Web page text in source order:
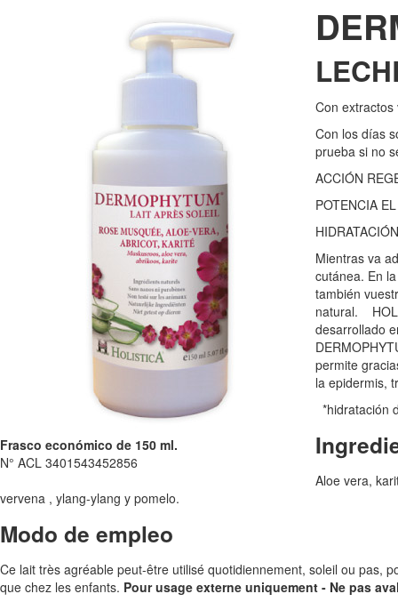
Frasco económico de 150 ml.
N° ACL 3401543452856
Con
Con los días
prueba si no
ACCIÓN
POTENCIA
Mientras va
cutánea. En
también
natural.
desarrollado
permite
la epidermis,
*hidratación
Aloe vera,
vervena , ylang-ylang y pomelo.
Modo de empleo
Ce lait très agréable peut-être utilisé quotidiennement, soleil ou pas,
que chez les enfants. Pour usage externe uniquement - Ne pas